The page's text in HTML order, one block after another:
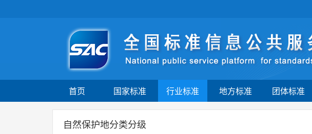
首页 国家标准 行业标准 地方标准 团体标准
自然保护地分类分级